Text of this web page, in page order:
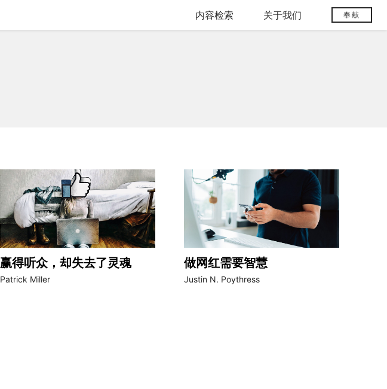
内容检索 关于我们 奉献
赢得听众，却失去了灵魂
Patrick Miller
做网红需要智慧
Justin N. Poythress